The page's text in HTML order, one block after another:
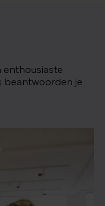
enthousiaste
beantwoorden je